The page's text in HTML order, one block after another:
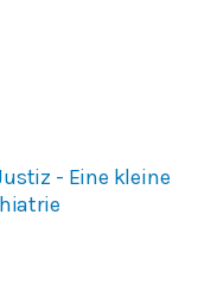
- Eine kleine